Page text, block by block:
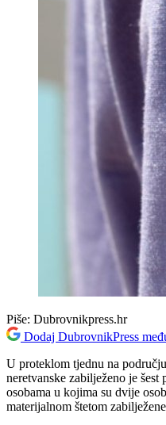
Piše: Dubrovnikpress.hr
Dodaj DubrovnikPress
U proteklom tjednu na
neretvanske zabilježeno je
osobama u kojima su dvije
materijalnom štetom